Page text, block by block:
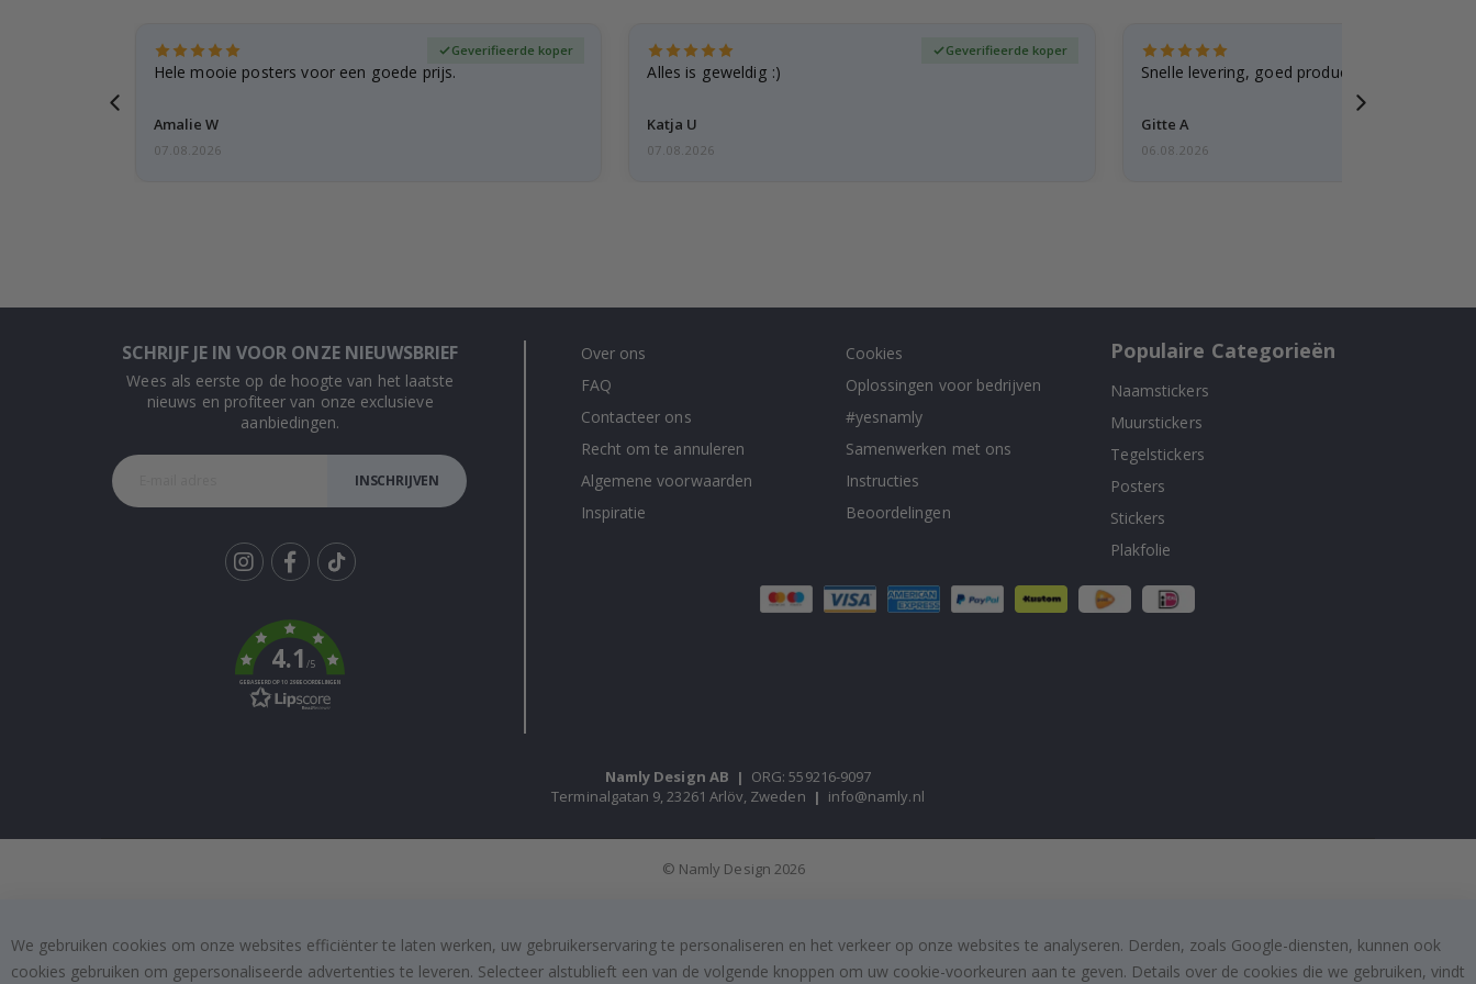
Hele mooie posters voor een goede prijs.
Amalie W
Geverifieerde koper
07.08.2026
Alles is geweldig :)
Katja U
Geverifieerde koper
07.08.2026
Snelle levering, goed product
Gitte A
06.08.2026
SCHRIJF JE IN VOOR ONZE NIEUWSBRIEF
Wees als eerste op de hoogte van het laatste
nieuws en profiteer van onze exclusieve
aanbiedingen.
INSCHRIJVEN
k
4.1/5
GEBASEERD OP 1029 BEOORDELINGEN
Over ons
FAQ
Contacteer ons
Recht om te annuleren
Algemene voorwaarden
Inspiratie
Cookies
Oplossingen voor bedrijven
#yesnamly
Samenwerken met ons
Instructies
Beoordelingen
Populaire Categorieën
Naamstickers
Muurstickers
Tegelstickers
Posters
Stickers
Plakfolie
Namly Design AB | ORG: 559216-9097
Terminalgatan 9, 23261 Arlöv, Zweden | info@namly.nl
© Namly Design 2026
We gebruiken cookies om onze websites efficiënter te laten werken, uw gebruikerservaring te personaliseren en het verkeer op onze websites te analyseren. Derden, zoals Google-diensten, kunnen ook
cookies gebruiken om gepersonaliseerde advertenties te leveren. Selecteer alstublieft een van de volgende knoppen om uw cookie-voorkeuren aan te geven. Details over de cookies die we gebruiken, vindt